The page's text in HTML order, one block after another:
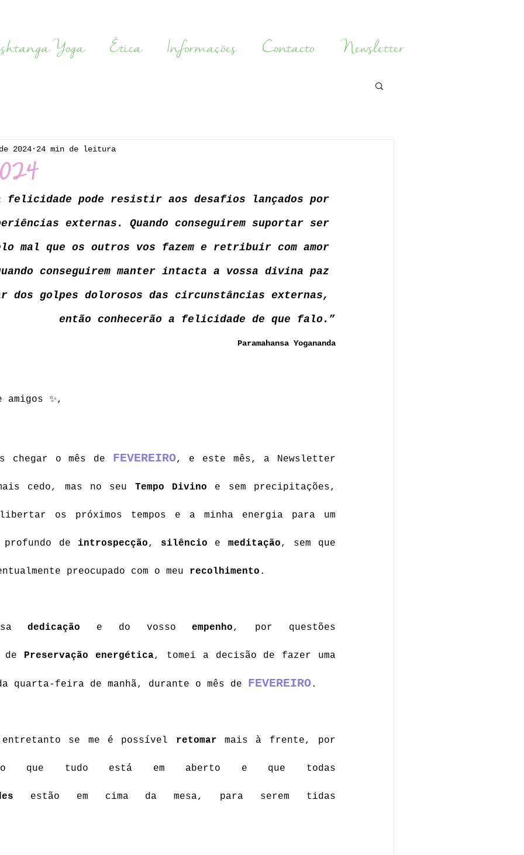
Yoga Ética Informações Contacto Newsletter
2024 24 min de leitura
felicidade pode resistir aos desafios lançados por
externas. Quando conseguirem suportar ser
mal que os outros vos fazem e retribuir com amor
conseguirem manter intacta a vossa divina paz
dos golpes dolorosos das circunstâncias externas,
então conhecerão a felicidade de que falo. ”
Paramahansa Yogananda
amigos ✨,
chegar o mês de FEVEREIRO, e este mês, a Newsletter
cedo, mas no seu Tempo Divino e sem precipitações,
os próximos tempos e a minha energia para um
de introspecção, silêncio e meditação, sem que
preocupado com o meu recolhimento .
dedicação e do vosso empenho, por questões
Preservação energética, tomei a decisão de fazer uma
quarta-feira de manhã, durante o mês de FEVEREIRO.
entretanto se me é possível retomar mais à frente, por
que tudo está em aberto e que todas
estão em cima da mesa, para serem tidas